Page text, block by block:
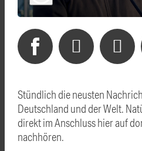
Stündlich die neusten
Deutschland und der Welt.
direkt im Anschluss hier auf
nachhören.